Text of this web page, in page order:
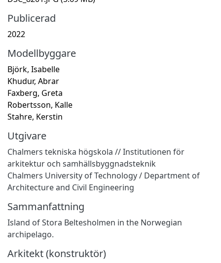
Publicerad
2022
Modellbyggare
Björk, Isabelle
Khudur, Abrar
Faxberg, Greta
Robertsson, Kalle
Stahre, Kerstin
Utgivare
Chalmers tekniska högskola // Institutionen för
arkitektur och samhällsbyggnadsteknik
Chalmers University of Technology / Department of
Architecture and Civil Engineering
Sammanfattning
Island of Stora Beltesholmen in the Norwegian
archipelago.
Arkitekt (konstruktör)